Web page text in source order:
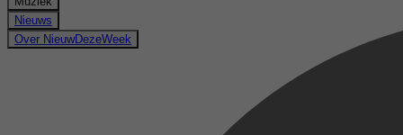
Nieuws
Over NieuwDezeWeek